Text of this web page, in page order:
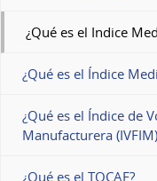
¿Qué es el Indice
¿Qué es el Índice
¿Qué es el Índice de
Manufacturera
¿Qué es el TOCAF?